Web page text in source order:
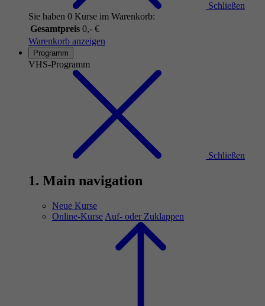
Schließen
Sie haben 0 Kurse im Warenkorb:
Gesamtpreis 0,- €
Warenkorb anzeigen
Programm
VHS-Programm
Schließen
1. Main navigation
Neue Kurse
Online-Kurse Auf- oder Zuklappen